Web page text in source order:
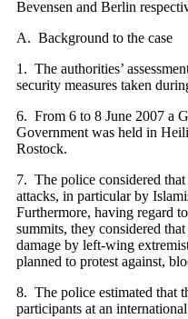
Bevensen and Berlin
A. Background to the case
1. The authorities’
security measures taken
6. From 6 to 8 June 2007 a
Government was held in
Rostock.
7. The police considered
attacks, in particular by
Furthermore, having regard
summits, they considered
damage by left-wing
planned to protest against,
8. The police estimated that
participants at an